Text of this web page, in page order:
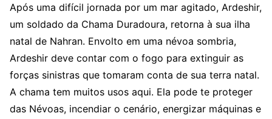
Após uma difícil jornada por um mar agitado, Ardeshir,
um soldado da Chama Duradoura, retorna à sua ilha
natal de Nahran. Envolto em uma névoa sombria,
Ardeshir deve contar com o fogo para extinguir as
forças sinistras que tomaram conta de sua terra natal.
A chama tem muitos usos aqui. Ela pode te proteger
das Névoas, incendiar o cenário, energizar máquinas e